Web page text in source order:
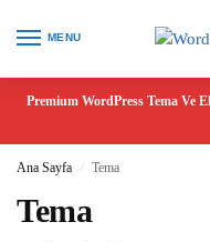
MENU
Premium WordPress Tema Ve
Ana Sayfa / Tema
Tema